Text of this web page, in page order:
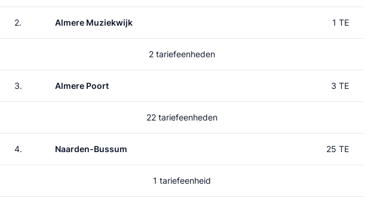
2. Almere Muziekwijk 1 TE
2 tariefeenheden
3. Almere Poort 3 TE
22 tariefeenheden
4. Naarden-Bussum 25 TE
1 tariefeenheid